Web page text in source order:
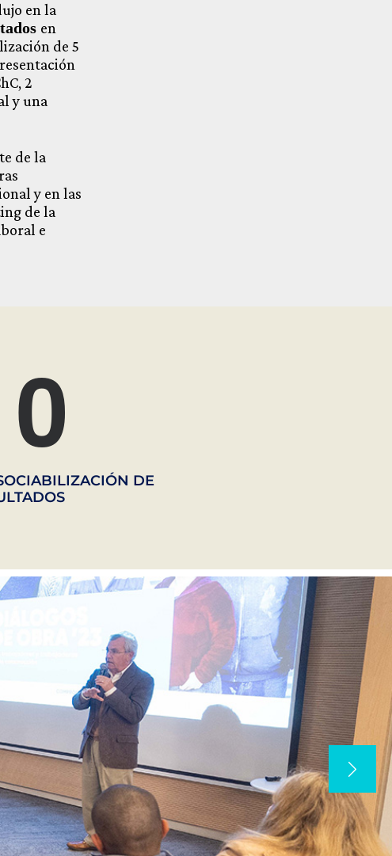
en la
en
de 5
2
y una
de la
y en las
de la
e
0
DE